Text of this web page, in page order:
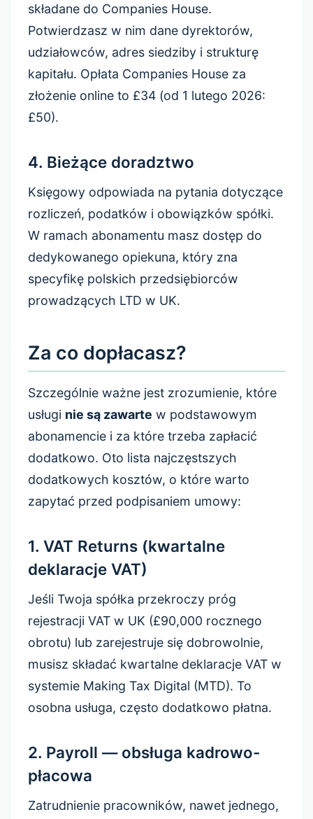
składane do Companies House.
Potwierdzasz w nim dane dyrektorów,
udziałowców, adres siedziby i strukturę
kapitału. Opłata Companies House za
złożenie online to £34 (od 1 lutego 2026:
£50).
4. Bieżące doradztwo
Księgowy odpowiada na pytania dotyczące
rozliczeń, podatków i obowiązków spółki.
W ramach abonamentu masz dostęp do
dedykowanego opiekuna, który zna
specyfikę polskich przedsiębiorców
prowadzących LTD w UK.
Za co dopłacasz?
Szczególnie ważne jest zrozumienie, które
usługi nie są zawarte w podstawowym
abonamencie i za które trzeba zapłacić
dodatkowo. Oto lista najczęstszych
dodatkowych kosztów, o które warto
zapytać przed podpisaniem umowy:
1. VAT Returns (kwartalne
deklaracje VAT)
Jeśli Twoja spółka przekroczy próg
rejestracji VAT w UK (£90,000 rocznego
obrotu) lub zarejestruje się dobrowolnie,
musisz składać kwartalne deklaracje VAT w
systemie Making Tax Digital (MTD). To
osobna usługa, często dodatkowo płatna.
2. Payroll — obsługa kadrowo-
płacowa
Zatrudnienie pracowników, nawet jednego,